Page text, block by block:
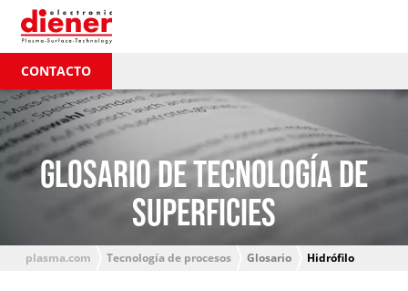
CONTACTO
GLOSARIO DE TECNOLOGÍA DE
SUPERFICIES
plasma.com Tecnología de procesos Glosario Hidrófilo